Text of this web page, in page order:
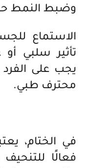
وضبط النمط
الاستماع
تأثير سلبي أو
يجب على
محترف طبي.
في الختام،
فعالًا